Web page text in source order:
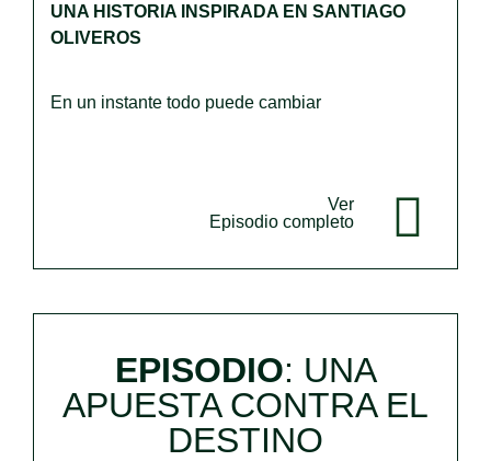
UNA HISTORIA INSPIRADA EN SANTIAGO
OLIVEROS
En un instante todo puede cambiar
Ver
Episodio completo
EPISODIO: UNA
APUESTA CONTRA EL
DESTINO